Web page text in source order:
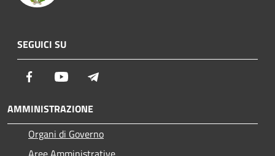
SEGUICI SU
Facebook Youtube
AMMINISTRAZIONE
Organi di Governo